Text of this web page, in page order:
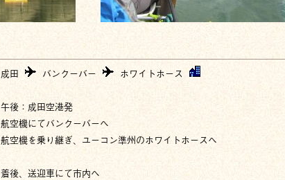
成田 バンクーバー ホワイトホース
午後：成田空港発
航空機にてバンクーバーへ
航空機を乗り継ぎ、ユーコン準州のホワイトホースへ
着後、送迎車にて市内へ